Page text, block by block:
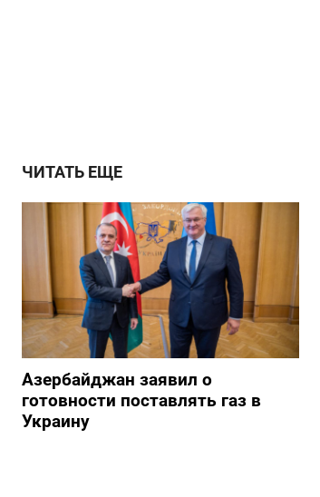
ЧИТАТЬ ЕЩЕ
Азербайджан заявил о
готовности поставлять газ в
Украину